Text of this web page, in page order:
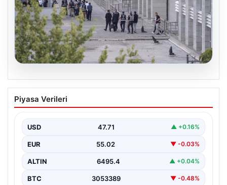
Etimesgut Belediyesi’nde Geniş
Kapsamlı Soruşturma: Başkan
Çıktı
Ankara'nın Etimesgut ilçesinde bulunan belediyeye
yönelik yürütülen kapsamlı soruşturma kapsamında
Piyasa Verileri
USD 47.71 ▲ +0.16%
EUR 55.02 ▼ -0.03%
ALTIN 6495.4 ▲ +0.04%
BTC 3053389 ▼ -0.48%